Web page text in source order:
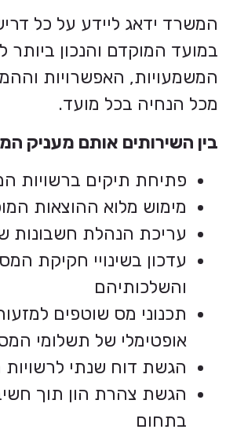
המשרד ידאג ליידע על כל
במועד המוקדם והנכון
המשמעויות, האפשרויות
מכל הנחיה בכל מועד.
בין השירותים אותם מעניק
פתיחת תיקים ברשויות
מימוש מלוא ההוצאות
עריכת הנהלת חשבונות
עדכון בשינויי חקיקת
והשלכותיהם
תכנוני מס שוטפים
אופטימלי של תשלומי
הגשת דוח שנתי
הגשת צהרת הון תוך
בתחום